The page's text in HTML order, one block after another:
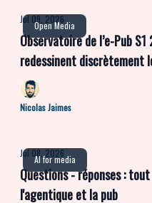
de la publicité
plateforme.
Open Media
Jul 09, 2026
Observatoire de l’e-Pub
redessinent discrètement
Nicolas Jaimes
AI for media
Jul 08, 2026
Questions - réponses :
l'agentique et la pub